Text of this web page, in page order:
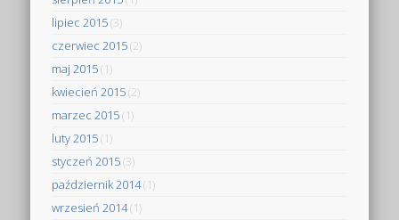
lipiec 2015(3)
czerwiec 2015(2)
maj 2015(1)
kwiecień 2015(2)
marzec 2015(1)
luty 2015(1)
styczeń 2015(3)
październik 2014(1)
wrzesień 2014(1)